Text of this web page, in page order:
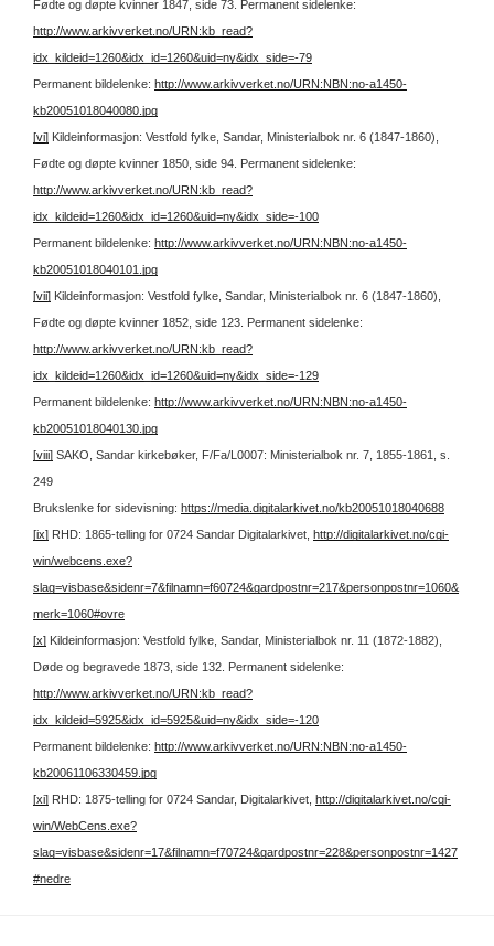
Fødte og døpte kvinner 1847, side 73. Permanent sidelenke:
http://www.arkivverket.no/URN:kb_read?
idx_kildeid=1260&idx_id=1260&uid=ny&idx_side=-79
Permanent bildelenke: http://www.arkivverket.no/URN:NBN:no-a1450-
kb20051018040080.jpg
[vi] Kildeinformasjon: Vestfold fylke, Sandar, Ministerialbok nr. 6 (1847-1860),
Fødte og døpte kvinner 1850, side 94. Permanent sidelenke:
http://www.arkivverket.no/URN:kb_read?
idx_kildeid=1260&idx_id=1260&uid=ny&idx_side=-100
Permanent bildelenke: http://www.arkivverket.no/URN:NBN:no-a1450-
kb20051018040101.jpg
[vii] Kildeinformasjon: Vestfold fylke, Sandar, Ministerialbok nr. 6 (1847-1860),
Fødte og døpte kvinner 1852, side 123. Permanent sidelenke:
http://www.arkivverket.no/URN:kb_read?
idx_kildeid=1260&idx_id=1260&uid=ny&idx_side=-129
Permanent bildelenke: http://www.arkivverket.no/URN:NBN:no-a1450-
kb20051018040130.jpg
[viii] SAKO, Sandar kirkebøker, F/Fa/L0007: Ministerialbok nr. 7, 1855-1861, s.
249
Brukslenke for sidevisning: https://media.digitalarkivet.no/kb20051018040688
[ix] RHD: 1865-telling for 0724 Sandar Digitalarkivet, http://digitalarkivet.no/cgi-
win/webcens.exe?
slag=visbase&sidenr=7&filnamn=f60724&gardpostnr=217&personpostnr=1060&
merk=1060#ovre
[x] Kildeinformasjon: Vestfold fylke, Sandar, Ministerialbok nr. 11 (1872-1882),
Døde og begravede 1873, side 132. Permanent sidelenke:
http://www.arkivverket.no/URN:kb_read?
idx_kildeid=5925&idx_id=5925&uid=ny&idx_side=-120
Permanent bildelenke: http://www.arkivverket.no/URN:NBN:no-a1450-
kb20061106330459.jpg
[xi] RHD: 1875-telling for 0724 Sandar, Digitalarkivet, http://digitalarkivet.no/cgi-
win/WebCens.exe?
slag=visbase&sidenr=17&filnamn=f70724&gardpostnr=228&personpostnr=1427
#nedre